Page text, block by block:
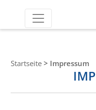
Startseite > Impressum